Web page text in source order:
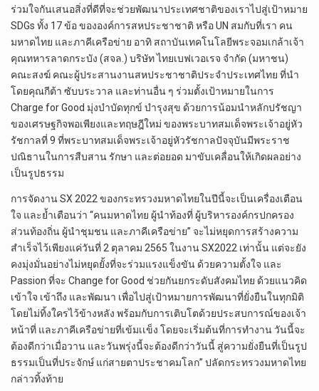
ร่วมใจกันเสนอสิ่งที่ดีที่จะช่วยพัฒนาประเทศชาติของเราไปสู่เป้าหมาย
SDGs ทั้ง 17 ข้อ ขององค์การสหประชาชาติ หรือ UN สมกับที่เรา คน
มหาดไทย และภาคีเครือข่าย อาทิ สถาบันเทคโนโลยีพระจอมเกล้าเจ้า
คุณทหารลาดกระบัง (สจล.) บริษัท ไทยเบฟเวอเรจ จำกัด (มหาชน)
คณะสงฆ์ คณะผู้ประสานงานสหประชาชาติประจำประเทศไทย ที่นำ
โดยคุณกีต้า ซับบระวาล และท่านอื่น ๆ ร่วมตั้งเป้าหมายในการ
Charge for Good มุ่งบำบัดทุกข์ บำรุงสุข ด้วยการน้อมนำหลักปรัชญา
ของเศรษฐกิจพอเพียงและทฤษฎีใหม่ ของพระบาทสมเด็จพระเจ้าอยู่หัว
รัชกาลที่ 9 ที่พระบาทสมเด็จพระเจ้าอยู่หัวรัชกาลปัจจุบันมีพระราช
ปณิธานในการสืบสาน รักษา และต่อยอด มาขับเคลื่อนให้เกิดผลอย่าง
เป็นรูปธรรม
การจัดงาน SX 2022 ของกระทรวงมหาดไทยในปีนี้จะเป็นเครื่องเตือน
ใจ และย้ำเตือนว่า “คนมหาดไทย ผู้นำท้องที่ ผู้บริหารองค์กรปกครอง
ส่วนท้องถิ่น ผู้นำชุมชน และภาคีเครือข่าย” จะไม่หยุดการสร้างความ
สำเร็จไว้เพียงแค่วันที่ 2 ตุลาคม 2565 ในงาน SX2022 เท่านั้น แต่จะยัง
คงมุ่งมั่นอย่างไม่หยุดยั้งที่จะร่วมแรงแข็งขัน ด้วยความตั้งใจ และ
Passion ที่จะ Change for Good ช่วยกันยกระดับสังคมไทย ด้วยแนวคิด
เข้าใจ เข้าถึง และพัฒนา เพื่อไปสู่เป้าหมายการพัฒนาที่ยั่งยืนในทุกมิติ
โดยไม่ทิ้งใครไว้ข้างหลัง พร้อมกับการเติบโตด้วยประสบการณ์ของเจ้า
หน้าที่ และภาคีเครือข่ายที่เข้มเเข็ง โดยจะเริ่มต้นที่การทำงาน วันนี้จะ
ต้องดีกว่าเมื่อวาน และวันพรุ่งนี้จะต้องดีกว่าวันนี้ สู่ความยั่งยืนที่เป็นรูป
ธรรมเป็นที่ประจักษ์ แก่สายตาประชาคมโลก” ปลัดกระทรวงมหาดไทย
กล่าวทิ้งท้าย